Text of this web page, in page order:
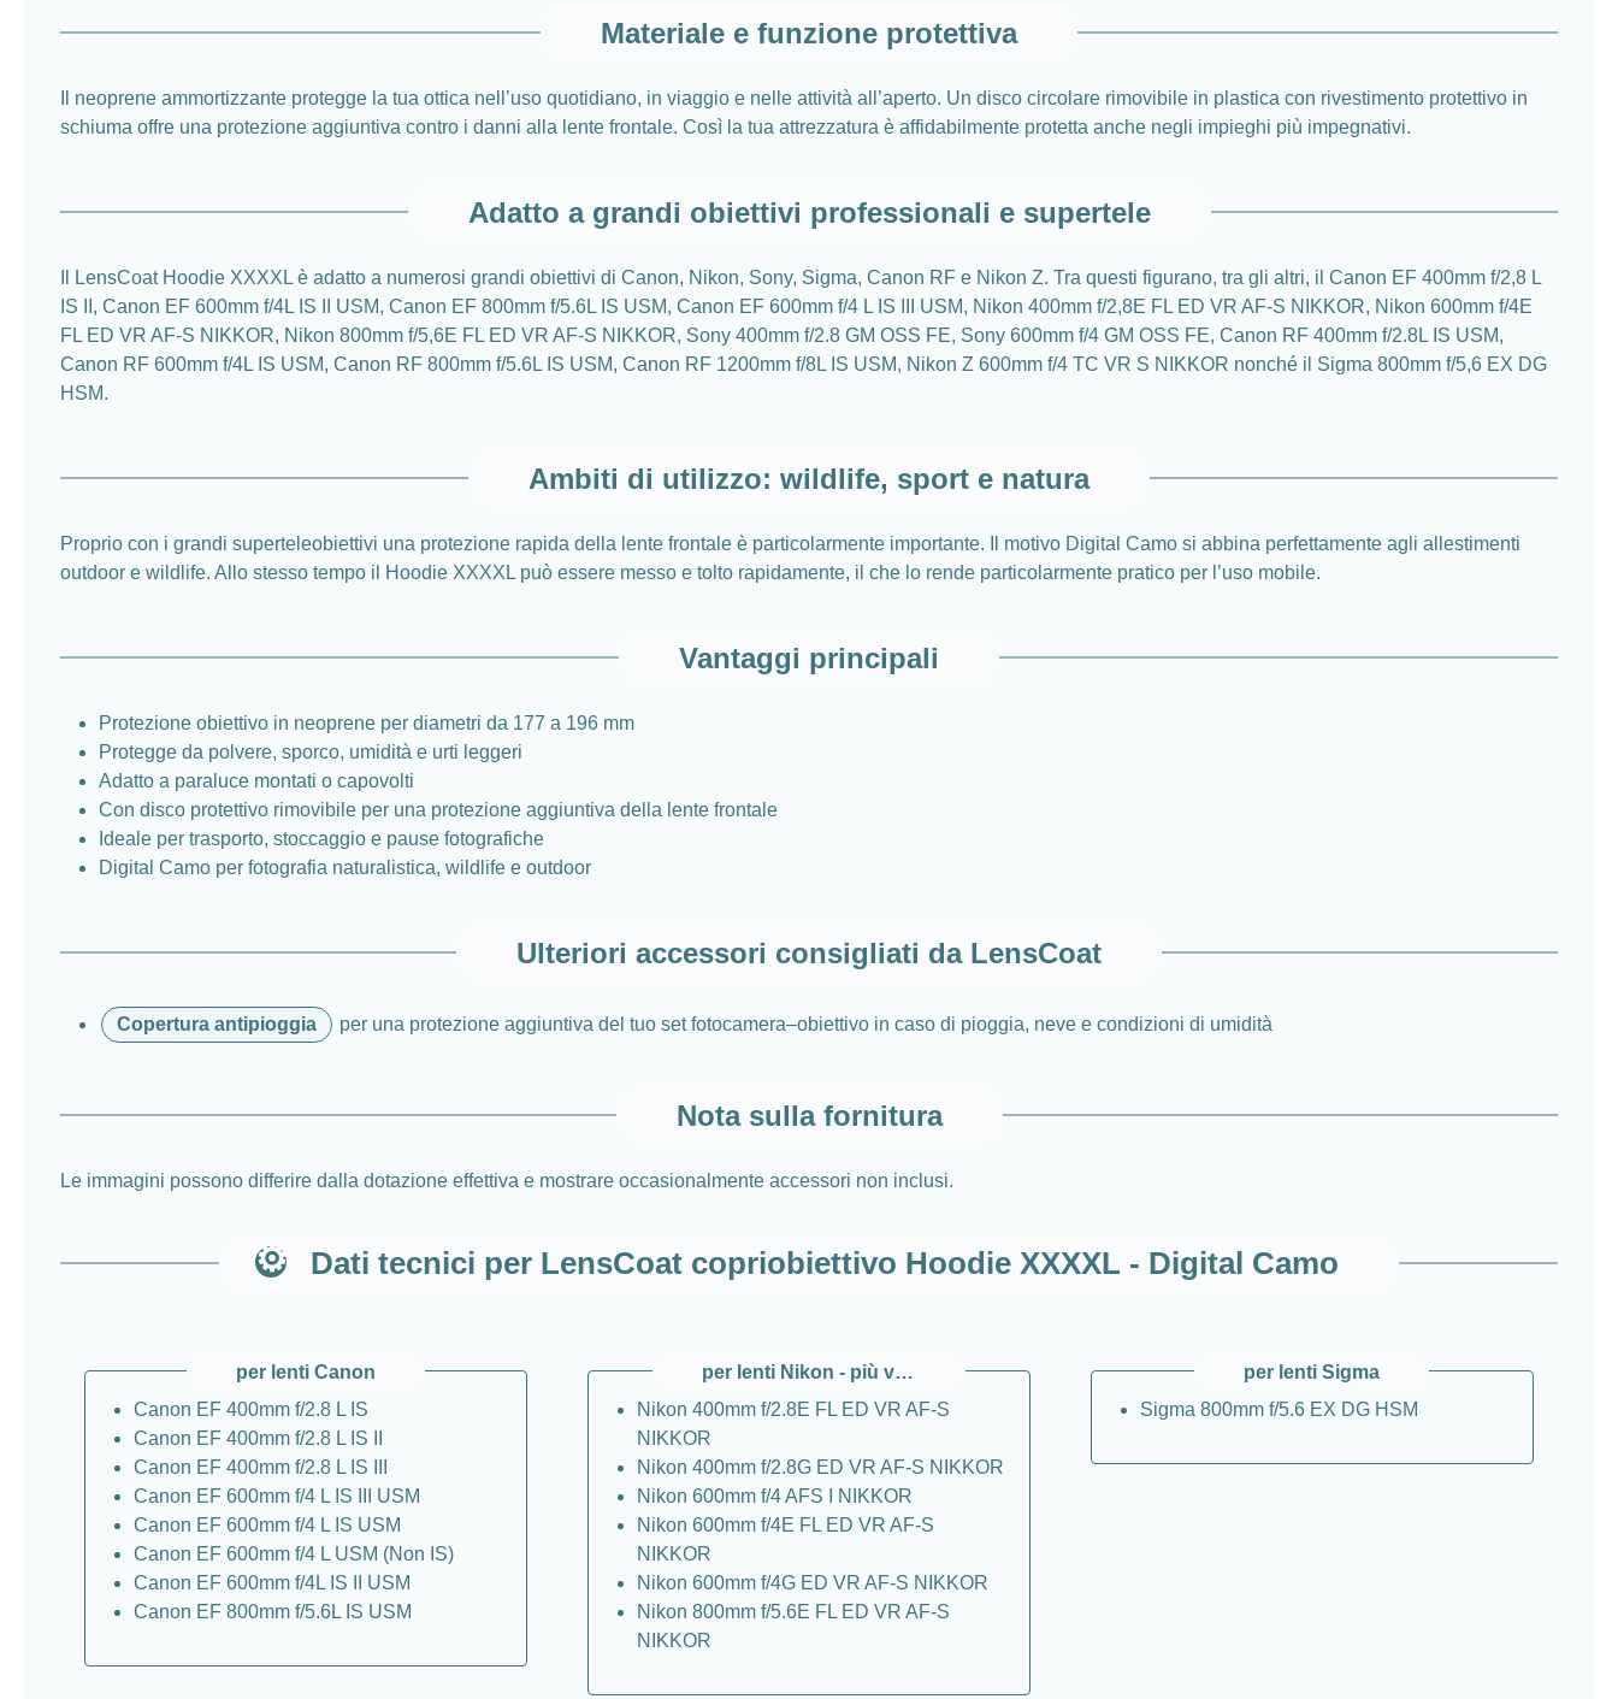
Materiale e funzione protettiva
Il neoprene ammortizzante protegge la tua ottica nell’uso quotidiano, in viaggio e nelle attività all’aperto. Un disco circolare rimovibile in plastica con rivestimento protettivo in
schiuma offre una protezione aggiuntiva contro i danni alla lente frontale. Così la tua attrezzatura è affidabilmente protetta anche negli impieghi più impegnativi.
Adatto a grandi obiettivi professionali e supertele
Il LensCoat Hoodie XXXXL è adatto a numerosi grandi obiettivi di Canon, Nikon, Sony, Sigma, Canon RF e Nikon Z. Tra questi figurano, tra gli altri, il Canon EF 400mm f/2,8 L
IS II, Canon EF 600mm f/4L IS II USM, Canon EF 800mm f/5.6L IS USM, Canon EF 600mm f/4 L IS III USM, Nikon 400mm f/2,8E FL ED VR AF-S NIKKOR, Nikon 600mm f/4E
FL ED VR AF-S NIKKOR, Nikon 800mm f/5,6E FL ED VR AF-S NIKKOR, Sony 400mm f/2.8 GM OSS FE, Sony 600mm f/4 GM OSS FE, Canon RF 400mm f/2.8L IS USM,
Canon RF 600mm f/4L IS USM, Canon RF 800mm f/5.6L IS USM, Canon RF 1200mm f/8L IS USM, Nikon Z 600mm f/4 TC VR S NIKKOR nonché il Sigma 800mm f/5,6 EX DG
HSM.
Ambiti di utilizzo: wildlife, sport e natura
Proprio con i grandi superteleobiettivi una protezione rapida della lente frontale è particolarmente importante. Il motivo Digital Camo si abbina perfettamente agli allestimenti
outdoor e wildlife. Allo stesso tempo il Hoodie XXXXL può essere messo e tolto rapidamente, il che lo rende particolarmente pratico per l’uso mobile.
Vantaggi principali
Protezione obiettivo in neoprene per diametri da 177 a 196 mm
Protegge da polvere, sporco, umidità e urti leggeri
Adatto a paraluce montati o capovolti
Con disco protettivo rimovibile per una protezione aggiuntiva della lente frontale
Ideale per trasporto, stoccaggio e pause fotografiche
Digital Camo per fotografia naturalistica, wildlife e outdoor
Ulteriori accessori consigliati da LensCoat
Copertura antipioggia per una protezione aggiuntiva del tuo set fotocamera–obiettivo in caso di pioggia, neve e condizioni di umidità
Nota sulla fornitura
Le immagini possono differire dalla dotazione effettiva e mostrare occasionalmente accessori non inclusi.
Dati tecnici per LensCoat copriobiettivo Hoodie XXXXL - Digital Camo
per lenti Canon
Canon EF 400mm f/2.8 L IS
Canon EF 400mm f/2.8 L IS II
Canon EF 400mm f/2.8 L IS III
Canon EF 600mm f/4 L IS III USM
Canon EF 600mm f/4 L IS USM
Canon EF 600mm f/4 L USM (Non IS)
Canon EF 600mm f/4L IS II USM
Canon EF 800mm f/5.6L IS USM
per lenti Nikon - più vecchio
Nikon 400mm f/2.8E FL ED VR AF-S
NIKKOR
Nikon 400mm f/2.8G ED VR AF-S NIKKOR
Nikon 600mm f/4 AFS I NIKKOR
Nikon 600mm f/4E FL ED VR AF-S
NIKKOR
Nikon 600mm f/4G ED VR AF-S NIKKOR
Nikon 800mm f/5.6E FL ED VR AF-S
NIKKOR
per lenti Sigma
Sigma 800mm f/5.6 EX DG HSM